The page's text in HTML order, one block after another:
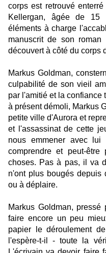
corps est retrouvé
Kellergan, âgée de 15
éléments à charge
manuscrit de son roman
découvert à côté du corps
Markus Goldman,
culpabilité de son vieil
par l'amitié et la confiance
à présent démoli, Markus
petite ville d'Aurora et
et l'assassinat de cette
nous emmener avec
comprendre et peut-
choses. Pas à pas, il va
n'ont plus bougés depuis
ou à déplaire.
Markus Goldman,
faire encore un peu
papier le déroulement
l'espère-t-il - toute la